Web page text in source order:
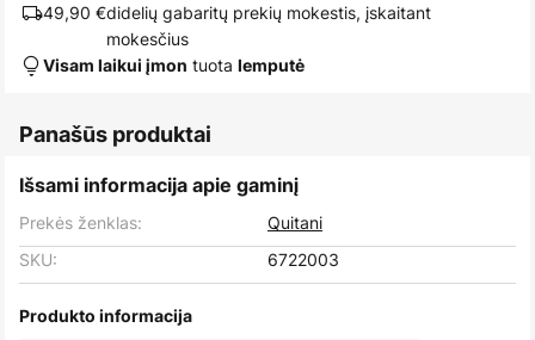
49,90 €didelių gabaritų prekių mokestis, įskaitant
mokesčius
Visam laikui įmon tuota lemputė
Panašūs produktai
Išsami informacija apie gaminį
Prekės ženklas:
Quitani
SKU:
6722003
Produkto informacija